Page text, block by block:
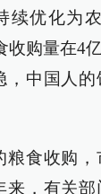
续优化为
收购量在4
，中国人
粮食收购
来，有关